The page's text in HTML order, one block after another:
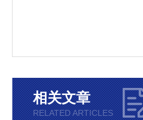
相关文章
RELATED ARTICLES